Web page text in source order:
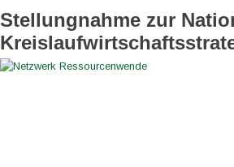
Stellungnahme zur